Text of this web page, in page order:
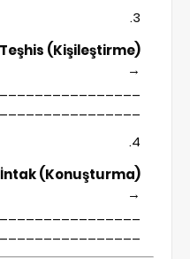
Teşhis (Kişileştirme):
→
İntak (Konuşturma):
→